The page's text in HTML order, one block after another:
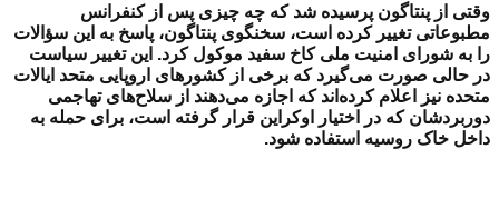
وقتی از پنتاگون پرسیده شد که چه چیزی پس از کنفرانس
مطبوعاتی تغییر کرده است، سخنگوی پنتاگون، پاسخ به این سؤالات
را به شورای امنیت ملی کاخ سفید موکول کرد. این تغییر سیاست
در حالی صورت می‌گیرد که برخی از کشورهای اروپایی متحد ایالات
متحده نیز اعلام کرده‌اند که اجازه می‌دهند از سلاح‌های تهاجمی
دوربردشان که در اختیار اوکراین قرار گرفته است، برای حمله به
داخل خاک روسیه استفاده شود.